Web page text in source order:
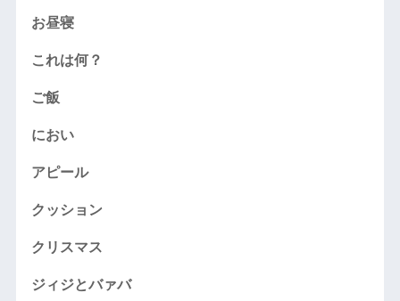
お昼寝
これは何？
ご飯
におい
アピール
クッション
クリスマス
ジィジとバァバ